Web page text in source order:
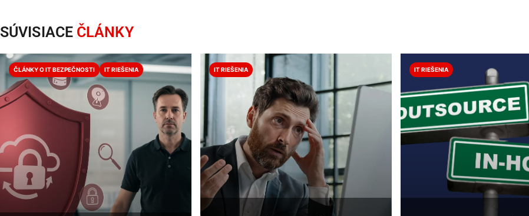
SÚVISIACE ČLÁNKY
ČLÁNKY O IT BEZPEČNOSTI IT RIEŠENIA IT RIEŠENIA IT RIEŠENIA